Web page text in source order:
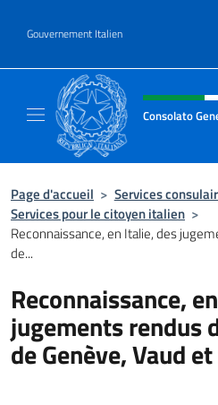
Gouvernement Italien
Site Web, social
Consolato
Page d'accueil > Services
Services pour le citoyen italien >
Reconnaissance, en Italie, des
de...
Reconnaissance,
jugements rendus
de Genève, Vaud